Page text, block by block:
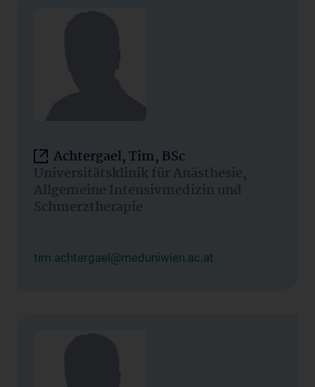
Achtergael, Tim, BSc
Universitätsklinik für Anästhesie,
Allgemeine Intensivmedizin und
Schmerztherapie
tim.achtergael@meduniwien.ac.at